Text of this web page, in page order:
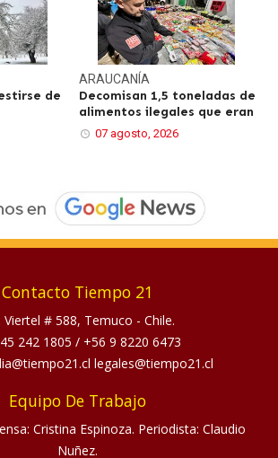
de
ARAUCANÍA
Decomisan 1,5 toneladas de
alimentos ilegales que eran
07 agosto, 2026
Contacto Tiempo 21
Viertel # 588, Temuco - Chile.
242 1805 / +56 9 8220 6473
legales@tiempo21.cl
Equipo De Trabajo
Cristina Espinoza. Periodista: Claudio
Nuñez.